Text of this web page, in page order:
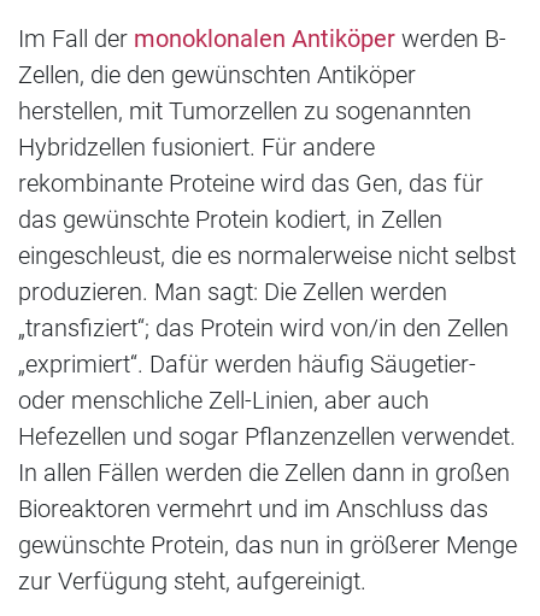
Im Fall der monoklonalen Antiköper werden B-
Zellen, die den gewünschten Antiköper
herstellen, mit Tumorzellen zu sogenannten
Hybridzellen fusioniert. Für andere
rekombinante Proteine wird das Gen, das für
das gewünschte Protein kodiert, in Zellen
eingeschleust, die es normalerweise nicht selbst
produzieren. Man sagt: Die Zellen werden
„transfiziert“; das Protein wird von/in den Zellen
„exprimiert“. Dafür werden häufig Säugetier-
oder menschliche Zell-Linien, aber auch
Hefezellen und sogar Pflanzenzellen verwendet.
In allen Fällen werden die Zellen dann in großen
Bioreaktoren vermehrt und im Anschluss das
gewünschte Protein, das nun in größerer Menge
zur Verfügung steht, aufgereinigt.